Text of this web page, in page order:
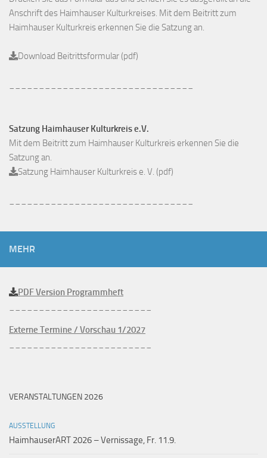
Anschrift des Haimhauser Kulturkreises. Mit dem Beitritt zum
Haimhauser Kulturkreis erkennen Sie die Satzung an.
Download Beitrittsformular (pdf)
Satzung Haimhauser Kulturkreis e.V.
Mit dem Beitritt zum Haimhauser Kulturkreis erkennen Sie die
Satzung an.
Satzung Haimhauser Kulturkreis e. V. (pdf)
MEHR
PDF Version Programmheft
Externe Termine / Vorschau 1/2027
VERANSTALTUNGEN 2026
AUSSTELLUNG
HaimhauserART 2026 – Vernissage, Fr. 11.9.